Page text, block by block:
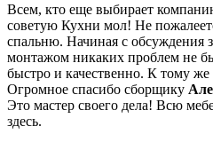
Всем, кто еще выбирает
советую Кухни мол! Не
спальню. Начиная с обсуждения
монтажом никаких проблем не
быстро и качественно. К тому
Огромное спасибо сборщику
Это мастер своего дела! Всю
здесь.